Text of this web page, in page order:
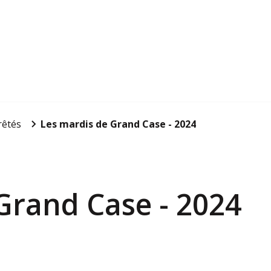
Les mardis de Grand Case - 2024
Case - 2024